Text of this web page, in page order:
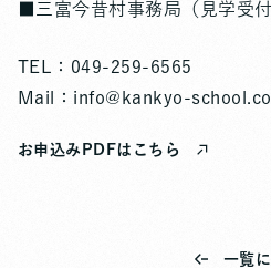
■三富今昔村事務局（見学受付
TEL：049-259-6565
Mail：info@kankyo-
お申込みPDFはこちら
一覧